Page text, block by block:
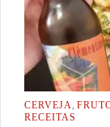
CERVEJA,
RECEITAS